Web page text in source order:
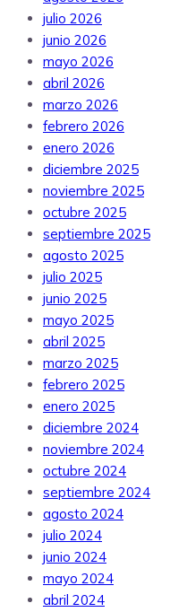
julio 2026
junio 2026
mayo 2026
abril 2026
marzo 2026
febrero 2026
enero 2026
diciembre 2025
noviembre 2025
octubre 2025
septiembre 2025
agosto 2025
julio 2025
junio 2025
mayo 2025
abril 2025
marzo 2025
febrero 2025
enero 2025
diciembre 2024
noviembre 2024
octubre 2024
septiembre 2024
agosto 2024
julio 2024
junio 2024
mayo 2024
abril 2024